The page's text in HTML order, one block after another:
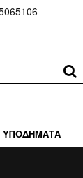
ΥΠΟΔΗΜΑΤΑ